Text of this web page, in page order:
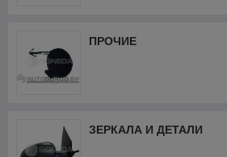
ПРОЧИЕ
ЗЕРКАЛА И ДЕТАЛИ